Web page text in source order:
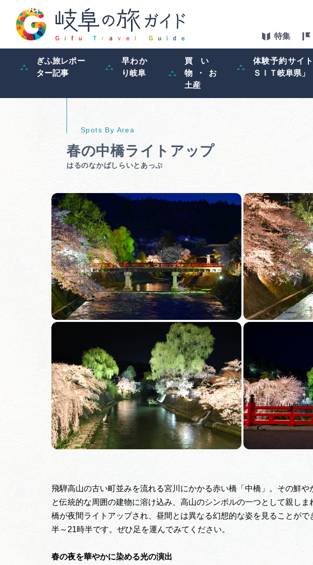
特集
ぎふ旅レポー
ター記事
早わか
り岐阜
買い
物・お
土産
体験予約サイ
ＳＩＴ岐阜県」
春の中橋ライトアップ
はるのなかばしらいとあっぷ
飛騨高山の古い町並みを流れる宮川にかかる赤い橋「中橋」。その鮮
と伝統的な周囲の建物に溶け込み、高山のシンボルの一つとして親し
橋が夜間ライトアップされ、昼間とは異なる幻想的な姿を見ることが
半～21時半です。ぜひ足を運んでみてください。
春の夜を華やかに染める光の演出